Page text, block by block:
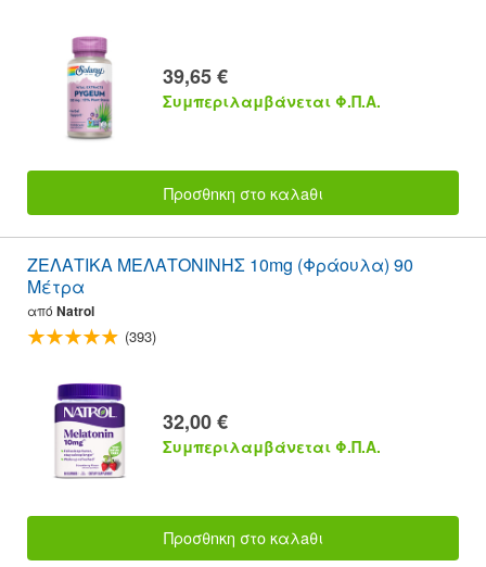
39,65 €
Συμπεριλαμβάνεται Φ.Π.Α.
Προσθnκη στο καλaθι
ΖΕΛΑΤΙΚΑ ΜΕΛΑΤΟΝΙΝΗΣ 10mg (Φράουλα) 90
Μέτρα
από Natrol
(393)
32,00 €
Συμπεριλαμβάνεται Φ.Π.Α.
Προσθnκη στο καλaθι